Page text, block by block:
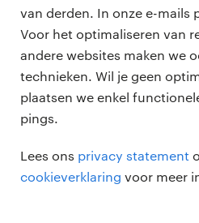
van derden. In onze e-mails
Voor het optimaliseren van
andere websites maken we
technieken. Wil je geen
plaatsen we enkel
pings.
Lees ons privacy statement
cookieverklaring voor meer
vacatures
zzp-opdrachten
careers for expats
voor opdrachtgevers
vacature plaatsen
over ons
werken bij Randstad
onze kantoren